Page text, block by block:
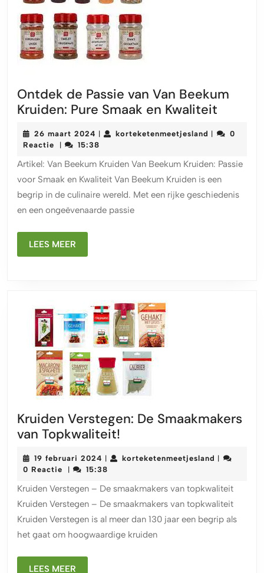
Ontdek de Passie van Van Beekum
Kruiden: Pure Smaak en Kwaliteit
Passie
Van
26 maart 2024 26
maart
| korteketenmeetjesland |
0
Reactie
| 15:38
Artikel: Van Beekum Kruiden Van Beekum Kruiden: Passie
voor Smaak en Kwaliteit Van Beekum Kruiden is een
begrip in de culinaire wereld. Met een rijke geschiedenis
en een ongeëvenaarde passie
LEES MEER
MEER
Kruiden Verstegen: De Smaakmakers
van Topkwaliteit!
De
van
Topkwaliteit!
19 februari 2024 19
februari
| korteketenmeetjesland |
0 Reactie | 15:38
Kruiden Verstegen – De smaakmakers van topkwaliteit
Kruiden Verstegen – De smaakmakers van topkwaliteit
Kruiden Verstegen is al meer dan 130 jaar een begrip als
het gaat om hoogwaardige kruiden
LEES MEER